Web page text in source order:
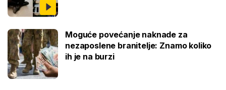
Moguće povećanje naknade za
nezaposlene branitelje: Znamo koliko
ih je na burzi